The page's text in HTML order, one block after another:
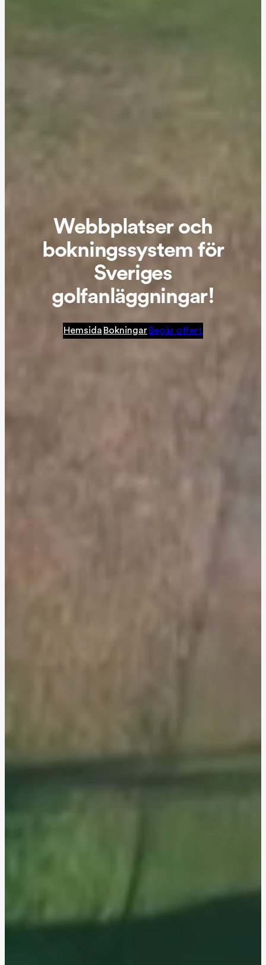
Webbplatser och
bokningssystem för
Sveriges
golfanläggningar!
Hemsida Bokningar Begär offert